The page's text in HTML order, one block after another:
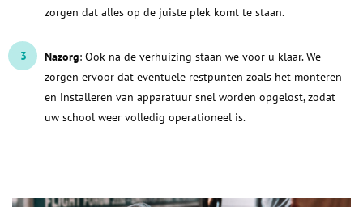
zorgen dat alles op de juiste plek komt te staan.
Nazorg: Ook na de verhuizing staan we voor u klaar. We
zorgen ervoor dat eventuele restpunten zoals het monteren
en installeren van apparatuur snel worden opgelost, zodat
uw school weer volledig operationeel is.